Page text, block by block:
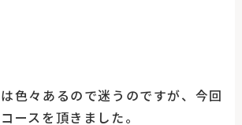
色々あるので迷うのですが、今回
ースを頂きました。